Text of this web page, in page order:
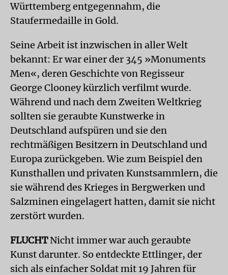
Württemberg entgegennahm, die
Staufermedaille in Gold.
Seine Arbeit ist inzwischen in aller Welt
bekannt: Er war einer der 345 »Monuments
Men«, deren Geschichte von Regisseur
George Clooney kürzlich verfilmt wurde.
Während und nach dem Zweiten Weltkrieg
sollten sie geraubte Kunstwerke in
Deutschland aufspüren und sie den
rechtmäßigen Besitzern in Deutschland und
Europa zurückgeben. Wie zum Beispiel den
Kunsthallen und privaten Kunstsammlern, die
sie während des Krieges in Bergwerken und
Salzminen eingelagert hatten, damit sie nicht
zerstört wurden.
FLUCHTNicht immer war auch geraubte
Kunst darunter. So entdeckte Ettlinger, der
sich als einfacher Soldat mit 19 Jahren für